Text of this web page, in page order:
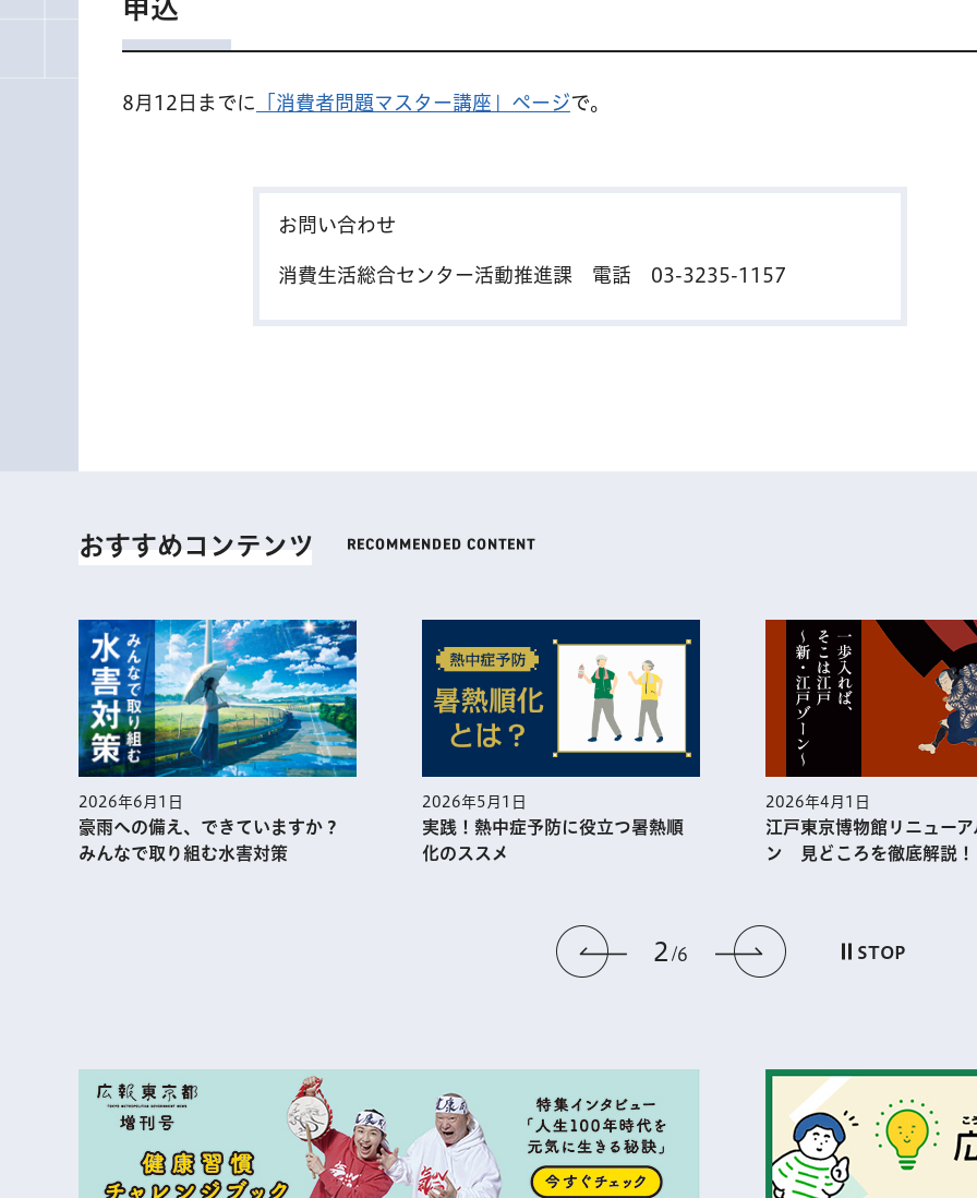
申込
8月12日までに 「消費者問題マスター講座」ページで。
お問い合わせ
消費生活総合センター活動推進課 電話 03-3235-1157
おすすめコンテンツ
前のスライドを表示
2 6 次のスライド
STOP
2026年6月1日
豪雨への備え、できていますか？
みんなで取り組む水害対策
2026年5月1日
実践！熱中症予防に役⽴つ暑熱順
化のススメ
2026年4月1日
江戸東京博物館リニューア
ン 見どころを徹底解説！